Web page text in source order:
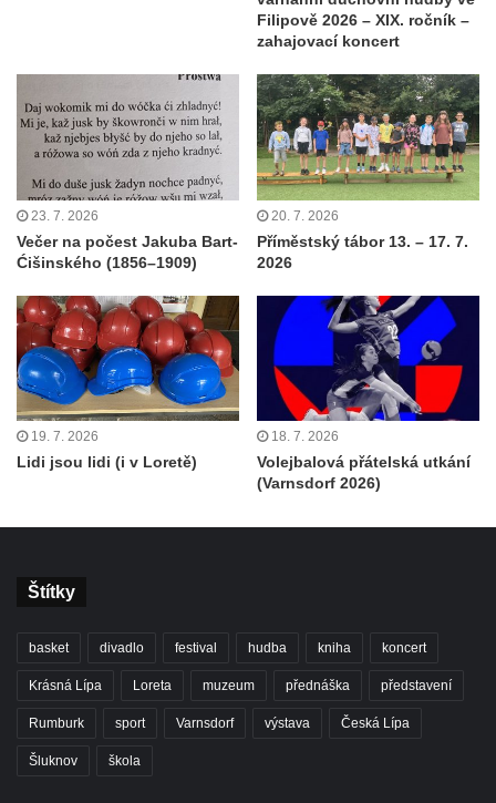
Filipově 2026 – XIX. ročník –
zahajovací koncert
23. 7. 2026
Večer na počest Jakuba Bart-
Ćišinského (1856–1909)
20. 7. 2026
Příměstský tábor 13. – 17. 7.
2026
19. 7. 2026
Lidi jsou lidi (i v Loretě)
18. 7. 2026
Volejbalová přátelská utkání
(Varnsdorf 2026)
Štítky
basket divadlo festival hudba kniha koncert
Krásná Lípa Loreta muzeum přednáška představení
Rumburk sport Varnsdorf výstava Česká Lípa
Šluknov škola